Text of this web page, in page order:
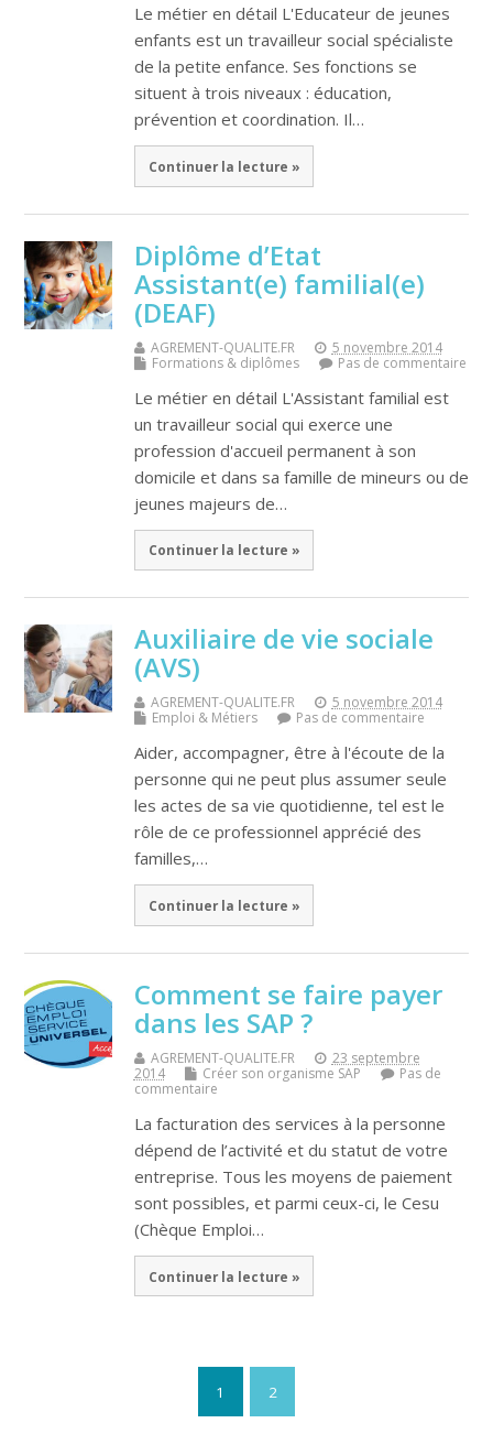
Le métier en détail L'Educateur de jeunes
enfants est un travailleur social spécialiste
de la petite enfance. Ses fonctions se
situent à trois niveaux : éducation,
prévention et coordination. Il…
Continuer la lecture »
Diplôme d’Etat
Assistant(e) familial(e)
(DEAF)
AGREMENT-QUALITE.FR
5 novembre 2014
Formations & diplômes
Pas de commentaire
Le métier en détail L'Assistant familial est
un travailleur social qui exerce une
profession d'accueil permanent à son
domicile et dans sa famille de mineurs ou de
jeunes majeurs de…
Continuer la lecture »
Auxiliaire de vie sociale
(AVS)
AGREMENT-QUALITE.FR
5 novembre 2014
Emploi & Métiers
Pas de commentaire
Aider, accompagner, être à l'écoute de la
personne qui ne peut plus assumer seule
les actes de sa vie quotidienne, tel est le
rôle de ce professionnel apprécié des
familles,…
Continuer la lecture »
Comment se faire payer
dans les SAP ?
AGREMENT-QUALITE.FR
23 septembre
2014
Créer son organisme SAP
Pas de
commentaire
La facturation des services à la personne
dépend de l’activité et du statut de votre
entreprise. Tous les moyens de paiement
sont possibles, et parmi ceux-ci, le Cesu
(Chèque Emploi…
Continuer la lecture »
1 2